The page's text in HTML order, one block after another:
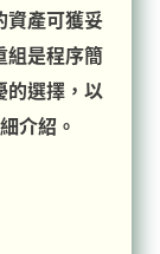
資產可獲妥
組是程序簡
的選擇，以
介紹。